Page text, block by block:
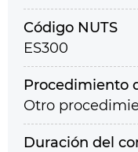
Código NUTS
ES300
Procedimiento
Otro
Duración del